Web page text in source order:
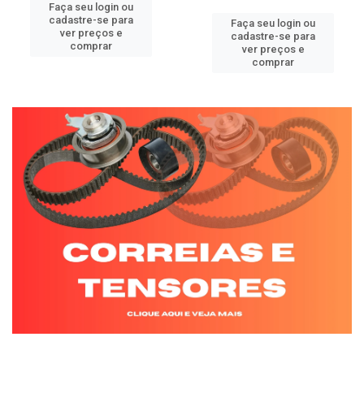
Faça seu login ou
cadastre-se para
ver preços e
comprar
Faça seu login ou
cadastre-se para
ver preços e
comprar